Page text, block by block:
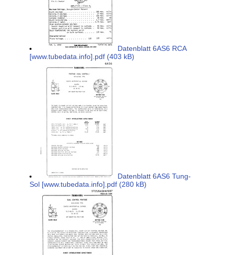
Datenblatt 6AS6 RCA
[www.tubedata.info].pdf (403 kB)
Datenblatt 6AS6 Tung-
Sol [www.tubedata.info].pdf (280 kB)